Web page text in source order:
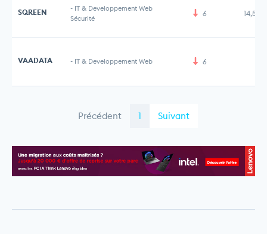
SQREEN - IT & Developpement Web
Sécurité
6 14,50
VAADATA - IT & Developpement Web 6
Précédent 1 Suivant